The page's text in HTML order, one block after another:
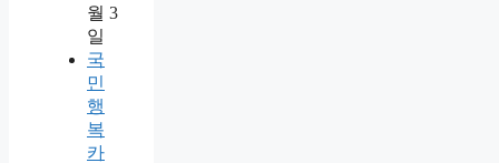
월 3
일
국
민
행
복
카